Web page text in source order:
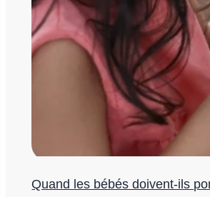
Quand les bébés doivent-ils